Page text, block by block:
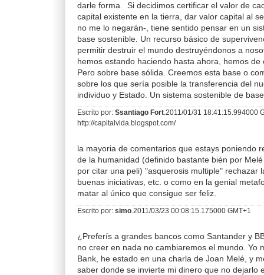
darle forma. Si decidimos certificar el valor de
capital existente en la tierra, dar valor capital al
no me lo negarán-, tiene sentido pensar en un
base sostenible. Un recurso básico de
permitir destruir el mundo destruyéndonos a
hemos estando haciendo hasta ahora, hemos de
Pero sobre base sólida. Creemos esta base o
sobre los que sería posible la transferencia del
individuo y Estado. Un sistema sostenible de
Escrito por: Ssantiago Fort .2011/01/31 18:41:15.994000
http://capitalvida.blogspot.com/
la mayoria de comentarios que estays poniendo
de la humanidad (definido bastante bién por
por citar una peli) "asquerosis multiple" rechazar
buenas iniciativas, etc. o como en la genial
matar al único que consigue ser feliz.
Escrito por: simo .2011/03/23 00:08:15.175000 GMT+1
¿Preferís a grandes bancos como Santander y
no creer en nada no cambiaremos el mundo. Yo
Bank, he estado en una charla de Joan Melé, y
saber donde se invierte mi dinero que no dejarlo